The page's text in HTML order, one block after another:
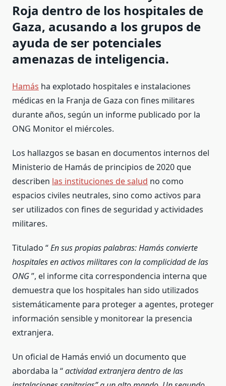
Roja dentro de los hospitales de
Gaza, acusando a los grupos de
ayuda de ser potenciales
amenazas de inteligencia.
Hamás ha explotado hospitales e instalaciones
médicas en la Franja de Gaza con fines militares
durante años, según un informe publicado por la
ONG Monitor el miércoles.
Los hallazgos se basan en documentos internos del
Ministerio de Hamás de principios de 2020 que
describen las instituciones de salud no como
espacios civiles neutrales, sino como activos para
ser utilizados con fines de seguridad y actividades
militares.
Titulado “En sus propias palabras: Hamás convierte
hospitales en activos militares con la complicidad de las
ONG”, el informe cita correspondencia interna que
demuestra que los hospitales han sido utilizados
sistemáticamente para proteger a agentes, proteger
información sensible y monitorear la presencia
extranjera.
Un oficial de Hamás envió un documento que
abordaba la “actividad extranjera dentro de las